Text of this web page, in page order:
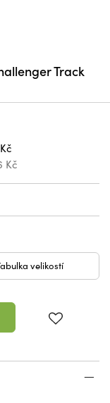
Track
Kč
velikostí